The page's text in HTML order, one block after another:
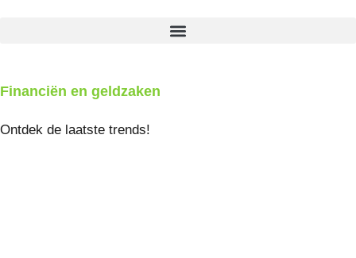
Financiën en geldzaken
Ontdek de laatste trends!